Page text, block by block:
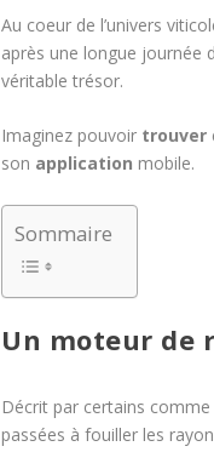
Au coeur de l’univers
après une longue journée
véritable trésor.
Imaginez pouvoir trouver
son application mobile.
Sommaire
Un moteur de
Décrit par certains
passées à fouiller les